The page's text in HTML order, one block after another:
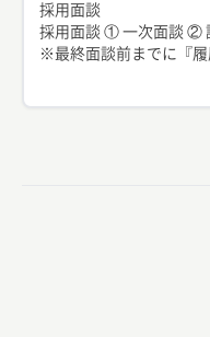
採用面談
採用面談 ① 一次面談 ②
※最終面談前までに『履